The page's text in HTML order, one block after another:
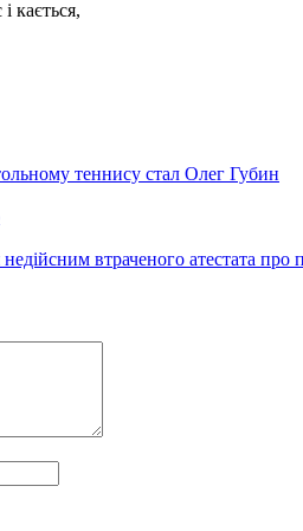
кається,
теннису стал Олег Губин
втраченого атестата про